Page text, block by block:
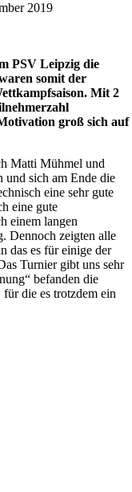
2019
PSV Leipzig die
somit der
Mit 2
groß sich auf
Matti Mühmel und
und sich am Ende die
eine sehr gute
eine gute
einem langen
Dennoch zeigten alle
das es für einige der
Turnier gibt uns sehr
befanden die
die es trotzdem ein